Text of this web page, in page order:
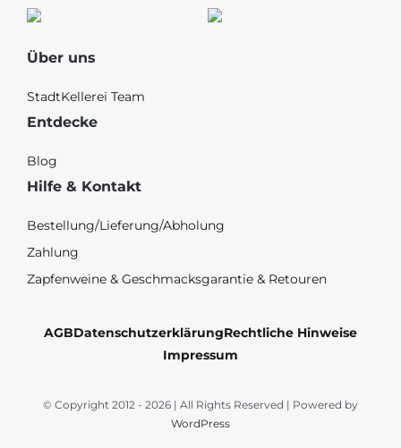
Über uns
StadtKellerei Team
Entdecke
Blog
Hilfe & Kontakt
Bestellung/Lieferung/Abholung
Zahlung
Zapfenweine & Geschmacksgarantie & Retouren
AGBDatenschutzerklärungRechtliche Hinweise
Impressum
© Copyright 2012 - 2026 | All Rights Reserved | Powered by
WordPress